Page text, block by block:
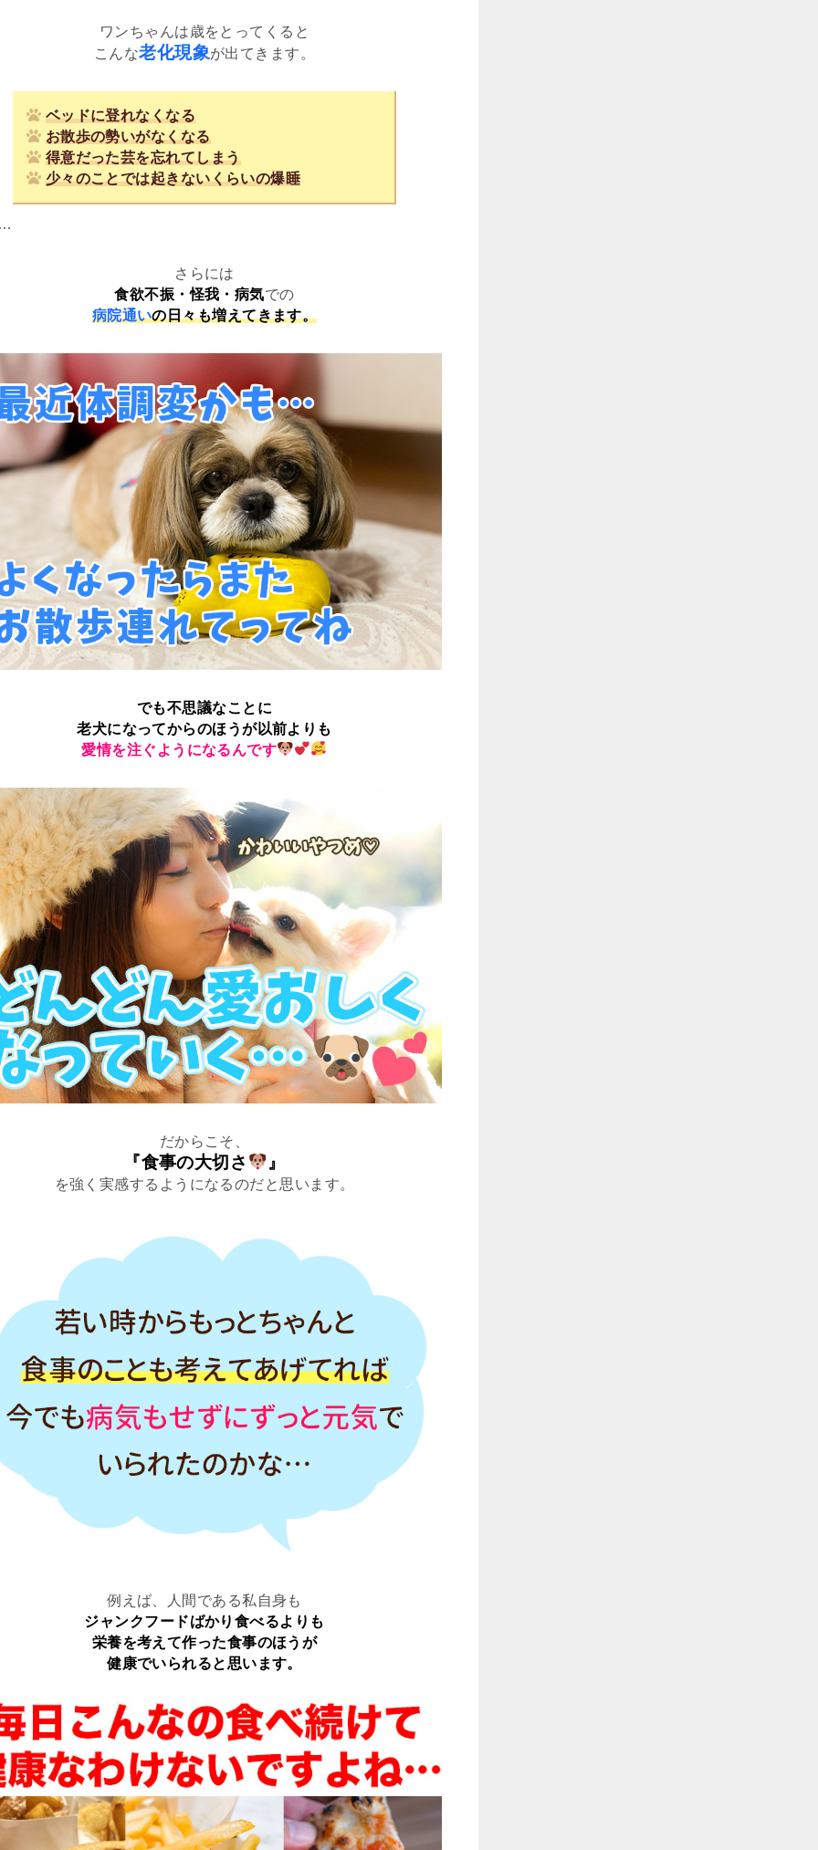
ワンちゃんは歳をとってくると
こんな老化現象が出てきます。
ベッドに登れなくなる
お散歩の勢いがなくなる
得意だった芸を忘れてしまう
少々のことでは起きないくらいの爆睡
さらには
食欲不振・怪我・病気での
病院通いの日々も増えてきます。
でも不思議なことに
老犬になってからのほうが以前よりも
愛情を注ぐようになるんです
だからこそ、
『食事の大切さ 』
を強く実感するようになるのだと思います。
例えば、人間である私自身も
ジャンクフードばかり食べるよりも
栄養を考えて作った食事のほうが
健康でいられると思います。